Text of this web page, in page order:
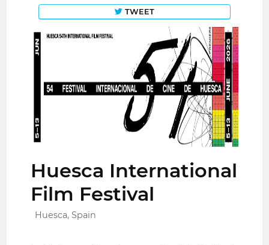
TWEET
Huesca International
Film Festival
Huesca, Spain